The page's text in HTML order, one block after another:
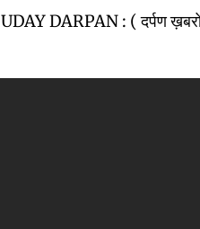
UDAY DARPAN : ( दर्पण